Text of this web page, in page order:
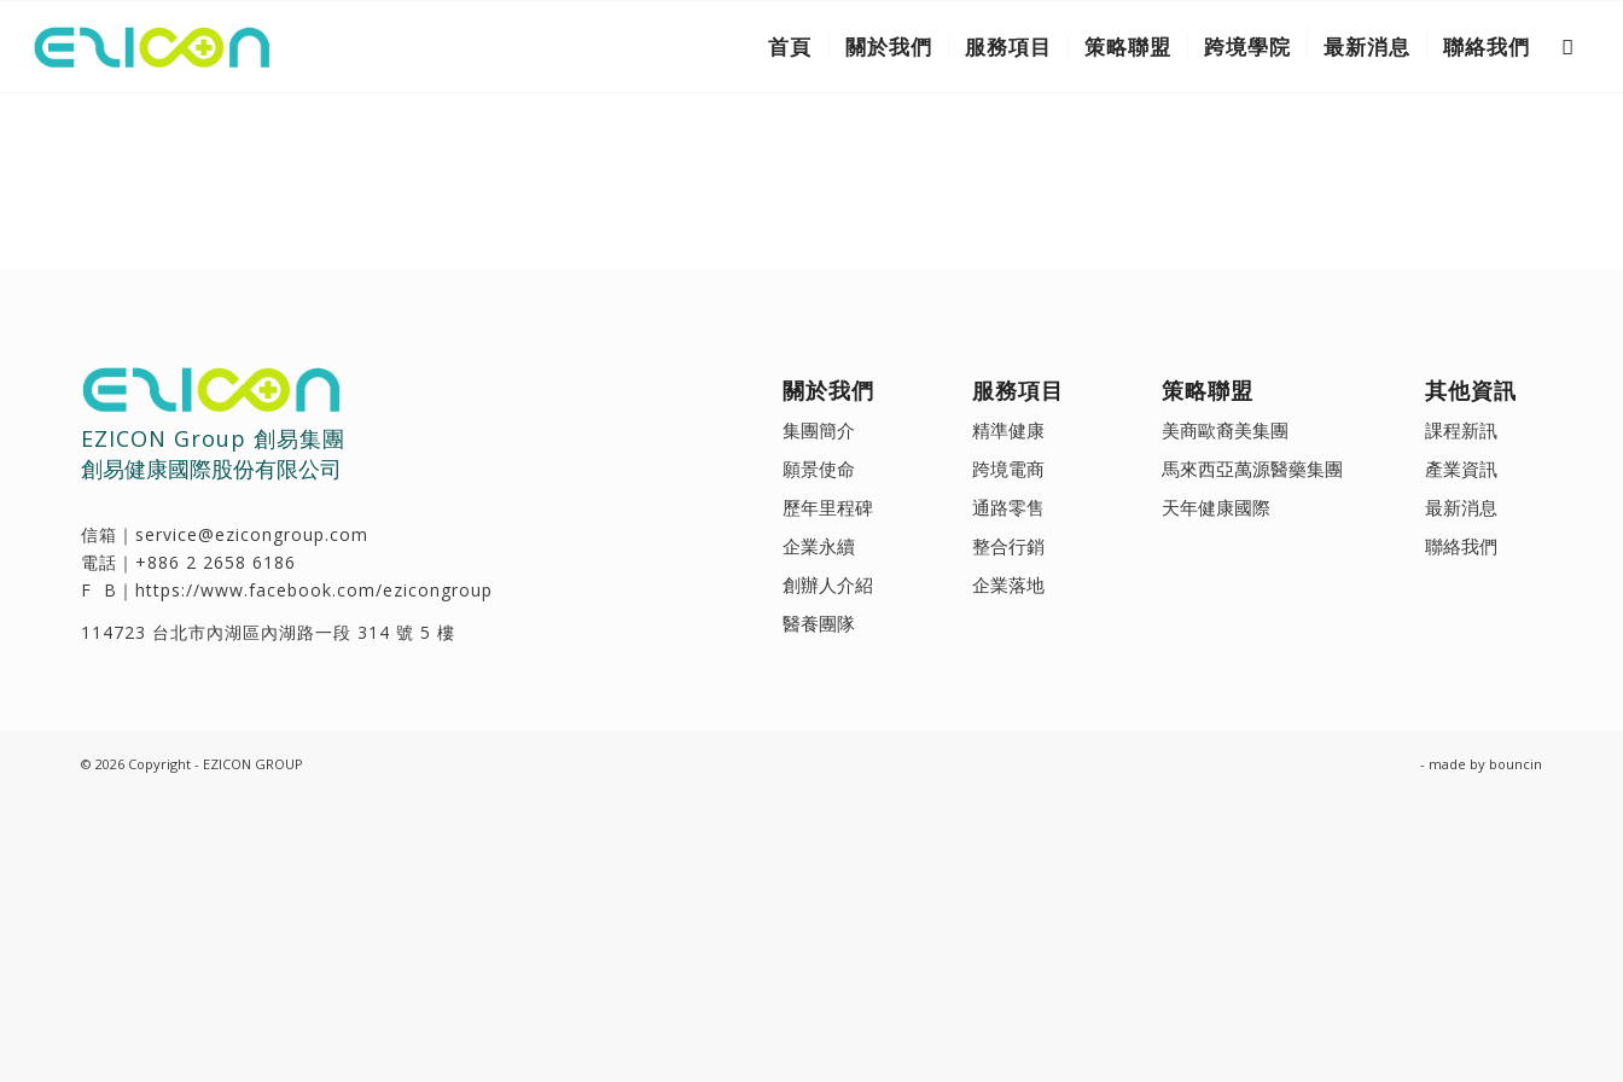
首頁 關於我們 服務項目 策略聯盟 跨境學院 最新消息 聯絡我們
EZICON Group 創易集團
創易健康國際股份有限公司
信箱｜ service@ezicongroup.com
電話｜ +886 2 2658 6186
F B｜ https://www.facebook.com/ezicongroup
114723 台北市內湖區內湖路一段 314 號 5 樓
關於我們
集團簡介
願景使命
歷年里程碑
企業永續
創辦人介紹
醫養團隊
服務項目
精準健康
跨境電商
通路零售
整合行銷
企業落地
策略聯盟
美商歐裔美集團
馬來西亞萬源醫藥集團
天年健康國際
其他資訊
課程新訊
產業資訊
最新消息
聯絡我們
© 2026 Copyright - EZICON GROUP - made by bouncin